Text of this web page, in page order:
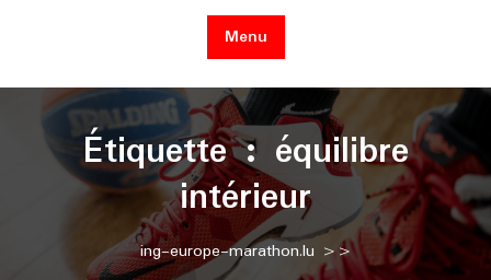
Menu
Étiquette : équilibre
intérieur
ing-europe-marathon.lu >>